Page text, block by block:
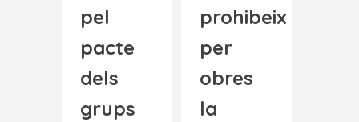
pel
pacte
dels
grups
prohibeix
per
obres
la